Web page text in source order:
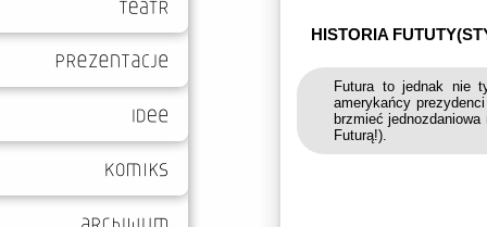
HISTORIA
Futura to jednak nie
amerykańcy
brzmieć
Futurą!).